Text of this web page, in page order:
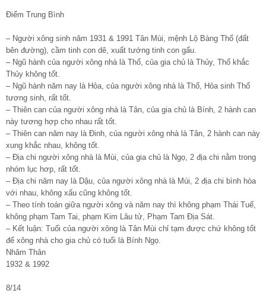
Điểm Trung Bình
– Người xông sinh năm 1931 & 1991 Tân Mùi, mệnh Lộ Bàng Thổ (đất
bên đường), cầm tinh con dê, xuất tướng tinh con gấu.
– Ngũ hành của người xông nhà là Thổ, của gia chủ là Thủy, Thổ khắc
Thủy không tốt.
– Ngũ hành năm nay là Hỏa, của người xông nhà là Thổ, Hỏa sinh Thổ
tương sinh, rất tốt.
– Thiên can của người xông nhà là Tân, của gia chủ là Bính, 2 hành can
này tương hợp cho nhau rất tốt.
– Thiên can năm nay là Đinh, của người xông nhà là Tân, 2 hành can này
xung khắc nhau, không tốt.
– Địa chi người xông nhà là Mùi, của gia chủ là Ngọ, 2 địa chi nằm trong
nhóm lục hơp, rất tốt.
– Địa chi năm nay là Dậu, của người xông nhà là Mùi, 2 địa chi bình hòa
với nhau, không xấu cũng không tốt.
– Theo tính toán giữa người xông và năm nay thì không phạm Thái Tuế,
không phạm Tam Tai, phạm Kim Lâu tử, Phạm Tam Địa Sát.
– Kết luận: Tuổi của người xông là Tân Mùi chỉ tạm được chứ không tốt
để xông nhà cho gia chủ có tuổi là Bính Ngọ.
Nhâm Thân
1932 & 1992
8/14